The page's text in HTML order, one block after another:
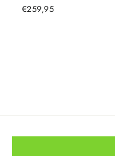
€259,95